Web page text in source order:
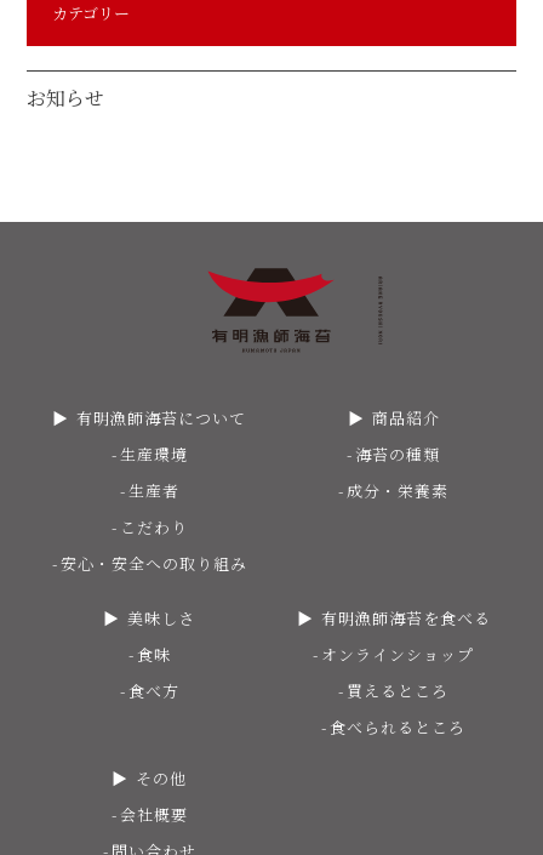
カテゴリー
お知らせ
有明漁師海苔について
生産環境
生産者
こだわり
安心・安全への取り組み
商品紹介
海苔の種類
成分・栄養素
美味しさ
食味
食べ方
有明漁師海苔を食べる
オンラインショップ
買えるところ
食べられるところ
その他
会社概要